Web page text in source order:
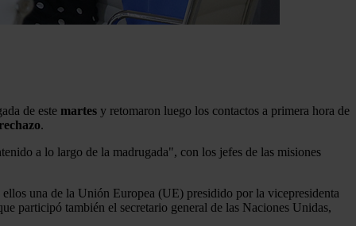
de este martes y retomaron luego los contactos a primera hora de
.
a lo largo de la madrugada", con los jefes de las misiones
una de la Unión Europea (UE) presidido por la vicepresidenta
participó también el secretario general de las Naciones Unidas,